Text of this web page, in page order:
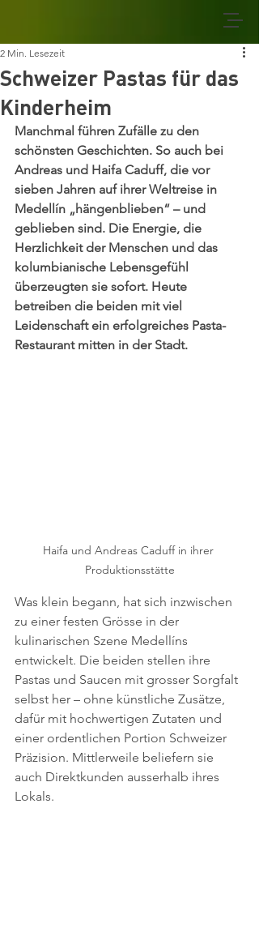
Schweizer Pastas für das
Kinderheim
2 Min. Lesezeit
Manchmal führen Zufälle zu den
schönsten Geschichten. So auch bei
Andreas und Haifa Caduff, die vor
sieben Jahren auf ihrer Weltreise in
Medellín „hängenblieben“ – und
geblieben sind. Die Energie, die
Herzlichkeit der Menschen und das
kolumbianische Lebensgefühl
überzeugten sie sofort. Heute
betreiben die beiden mit viel
Leidenschaft ein erfolgreiches Pasta-
Restaurant mitten in der Stadt.
Haifa und Andreas Caduff in ihrer
Produktionsstätte
Was klein begann, hat sich inzwischen
zu einer festen Grösse in der
kulinarischen Szene Medellíns
entwickelt. Die beiden stellen ihre
Pastas und Saucen mit grosser Sorgfalt
selbst her – ohne künstliche Zusätze,
dafür mit hochwertigen Zutaten und
einer ordentlichen Portion Schweizer
Präzision. Mittlerweile beliefern sie
auch Direktkunden ausserhalb ihres
Lokals.